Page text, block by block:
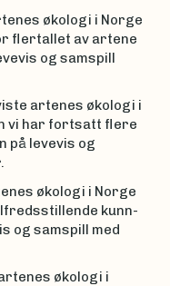
økologi i Norge
flertallet av artene
og samspill
artenes økologi i
vi har fortsatt flere
på levevis og
økologi i Norge
kunn­
og samspill med
økologi i